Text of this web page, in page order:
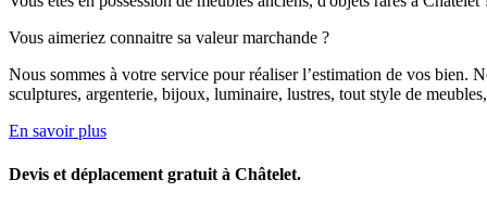
Vous aimeriez connaitre sa valeur marchande ?
Nous sommes à votre service pour réaliser l’estimation de vos bien.
sculptures, argenterie, bijoux, luminaire, lustres, tout style de
En savoir plus
Devis et déplacement gratuit à Châtelet.